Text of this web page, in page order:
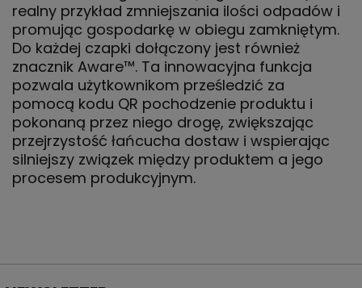
realny przykład zmniejszania ilości odpadów i
promując gospodarkę w obiegu zamkniętym.
Do każdej czapki dołączony jest również
znacznik Aware™. Ta innowacyjna funkcja
pozwala użytkownikom prześledzić za
pomocą kodu QR pochodzenie produktu i
pokonaną przez niego drogę, zwiększając
przejrzystość łańcucha dostaw i wspierając
silniejszy związek między produktem a jego
procesem produkcyjnym.